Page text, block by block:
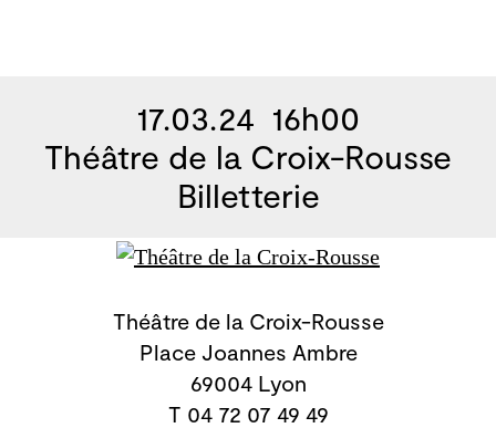
17.03.24 16h00
Théâtre de la Croix-Rousse
Billetterie
Théâtre de la Croix-Rousse
Place Joannes Ambre
69004 Lyon
T 04 72 07 49 49